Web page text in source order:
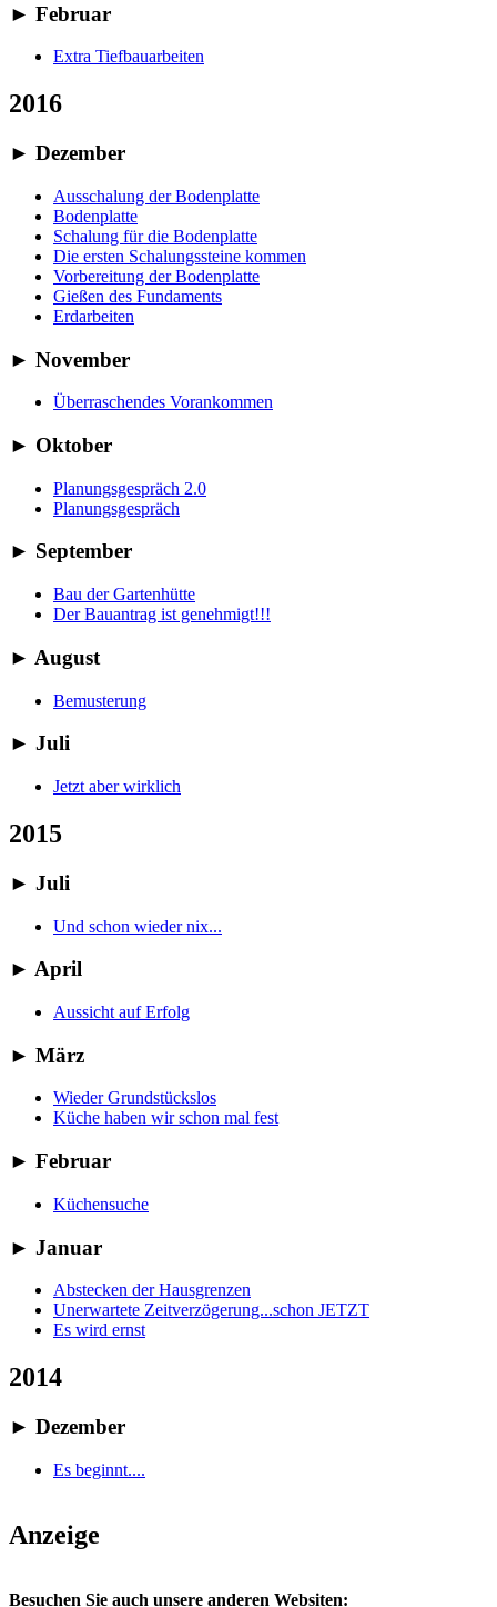
► Februar
Extra Tiefbauarbeiten
2016
► Dezember
Ausschalung der Bodenplatte
Bodenplatte
Schalung für die Bodenplatte
Die ersten Schalungssteine kommen
Vorbereitung der Bodenplatte
Gießen des Fundaments
Erdarbeiten
► November
Überraschendes Vorankommen
► Oktober
Planungsgespräch 2.0
Planungsgespräch
► September
Bau der Gartenhütte
Der Bauantrag ist genehmigt!!!
► August
Bemusterung
► Juli
Jetzt aber wirklich
2015
► Juli
Und schon wieder nix...
► April
Aussicht auf Erfolg
► März
Wieder Grundstückslos
Küche haben wir schon mal fest
► Februar
Küchensuche
► Januar
Abstecken der Hausgrenzen
Unerwartete Zeitverzögerung...schon JETZT
Es wird ernst
2014
► Dezember
Es beginnt....
Anzeige
Besuchen Sie auch unsere anderen Websiten: